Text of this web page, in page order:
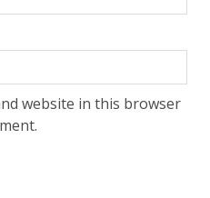
website in this browser